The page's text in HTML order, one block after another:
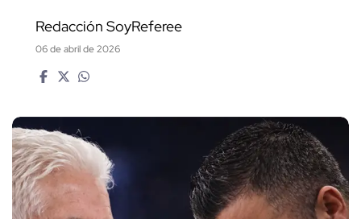
Redacción SoyReferee
06 de abril de 2026